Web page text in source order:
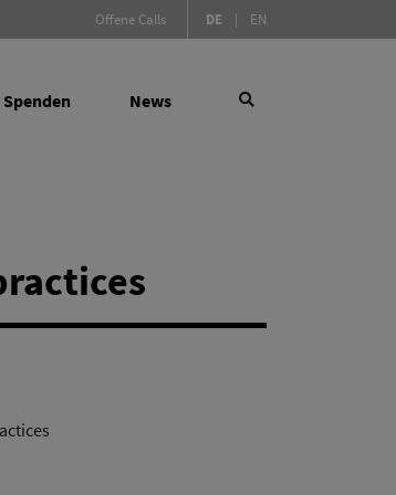
Offene Calls (Aktive Sprache)
DE | EN
Spenden News